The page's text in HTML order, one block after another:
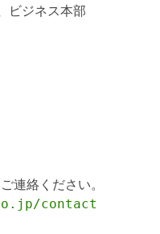
ビジネス本部
contact